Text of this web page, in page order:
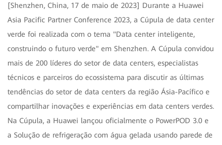
[Shenzhen, China, 17 de maio de 2023] Durante a Huawei
Asia Pacific Partner Conference 2023, a Cúpula de data center
verde foi realizada com o tema "Data center inteligente,
construindo o futuro verde" em Shenzhen. A Cúpula convidou
mais de 200 líderes do setor de data centers, especialistas
técnicos e parceiros do ecossistema para discutir as últimas
tendências do setor de data centers da região Ásia-Pacífico e
compartilhar inovações e experiências em data centers verdes.
Na Cúpula, a Huawei lançou oficialmente o PowerPOD 3.0 e
a Solução de refrigeração com água gelada usando parede de